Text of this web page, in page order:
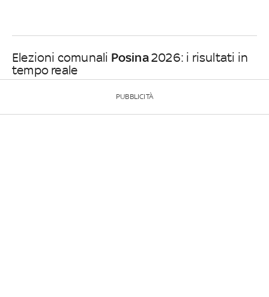
Elezioni comunali Posina2026: i risultati in
tempo reale
PUBBLICITÀ